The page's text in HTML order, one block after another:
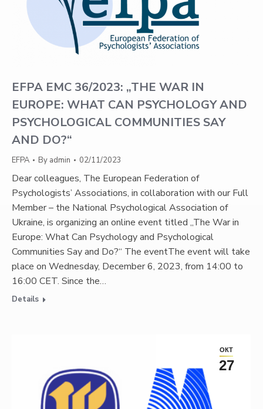
EFPA EMC 36/2023: „THE WAR IN
EUROPE: WHAT CAN PSYCHOLOGY AND
PSYCHOLOGICAL COMMUNITIES SAY
AND DO?“
EFPA By admin 02/11/2023
Dear colleagues, The European Federation of
Psychologists’ Associations, in collaboration with our Full
Member – the National Psychological Association of
Ukraine, is organizing an online event titled „The War in
Europe: What Can Psychology and Psychological
Communities Say and Do?“ The eventThe event will take
place on Wednesday, December 6, 2023, from 14:00 to
16:00 CET. Since the…
Details
ОКТ
27